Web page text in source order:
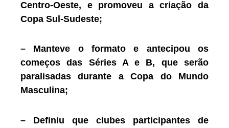
Centro-Oeste, e promoveu a criação da
Copa Sul-Sudeste;
– Manteve o formato e antecipou os
começos das Séries A e B, que serão
paralisadas durante a Copa do Mundo
Masculina;
– Definiu que clubes participantes de